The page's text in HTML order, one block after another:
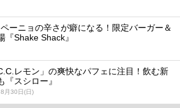
ーニョの辛さが癖になる！限定バーガー＆
『Shake Shack』
レモン」の爽快なパフェに注目！飲む新
『スシロー』
月30日(日)